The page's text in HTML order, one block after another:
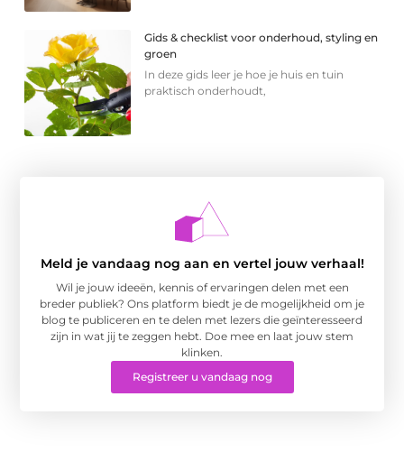
Gids & checklist voor onderhoud, styling en
groen
In deze gids leer je hoe je huis en tuin
praktisch onderhoudt,
Meld je vandaag nog aan en vertel jouw verhaal!
Wil je jouw ideeën, kennis of ervaringen delen met een
breder publiek? Ons platform biedt je de mogelijkheid om je
blog te publiceren en te delen met lezers die geïnteresseerd
zijn in wat jij te zeggen hebt. Doe mee en laat jouw stem
klinken.
Registreer u vandaag nog